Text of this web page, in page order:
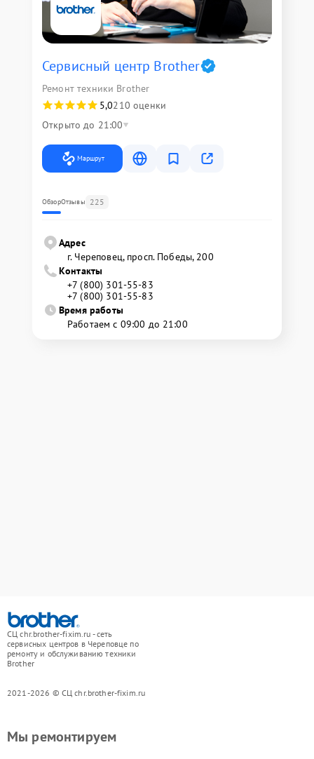
Сервисный центр Brother
Ремонт техники Brother
5,0210 оценки
Открыто до 21:00
Маршрут
ОбзорОтзывы 225
Адрес
г. Череповец, просп. Победы, 200
Контакты
+7 (800) 301-55-83
+7 (800) 301-55-83
Время работы
Работаем с 09:00 до 21:00
СЦ chr.brother-fixim.ru - сеть
сервисных центров в Череповце по
ремонту и обслуживанию техники
Brother
2021-2026 © СЦ chr.brother-fixim.ru
Мы ремонтируем